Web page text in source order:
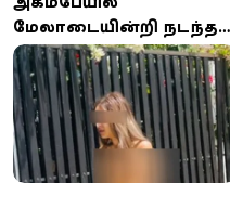
மேலாடையின்றி நடந்த
தாய்லாந்து பெண் கைது